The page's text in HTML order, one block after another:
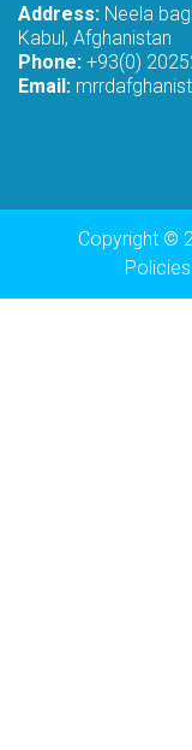
Address: Neela
Kabul, Afghanistan
Phone: +93(0)
Email:
Copyright ©
Footer menu